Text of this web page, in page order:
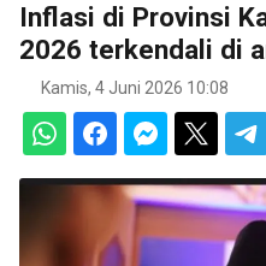
Inflasi di Provinsi
2026 terkendali di
Kamis, 4 Juni 2026 10:08